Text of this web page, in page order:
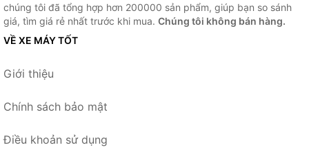
chúng tôi đã tổng hợp hơn 200000 sản phẩm, giúp bạn so sánh
giá, tìm giá rẻ nhất trước khi mua. Chúng tôi không bán hàng.
VỀ XE MÁY TỐT
Giới thiệu
Chính sách bảo mật
Điều khoản sử dụng